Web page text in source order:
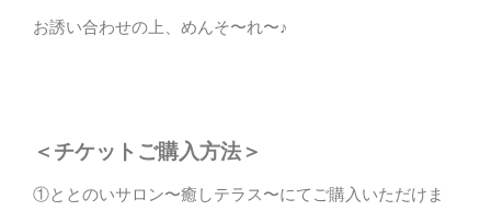
お誘い合わせの上、めんそ〜れ〜♪
＜チケットご購入方法＞
①ととのいサロン〜癒しテラス〜にてご購入いただけま